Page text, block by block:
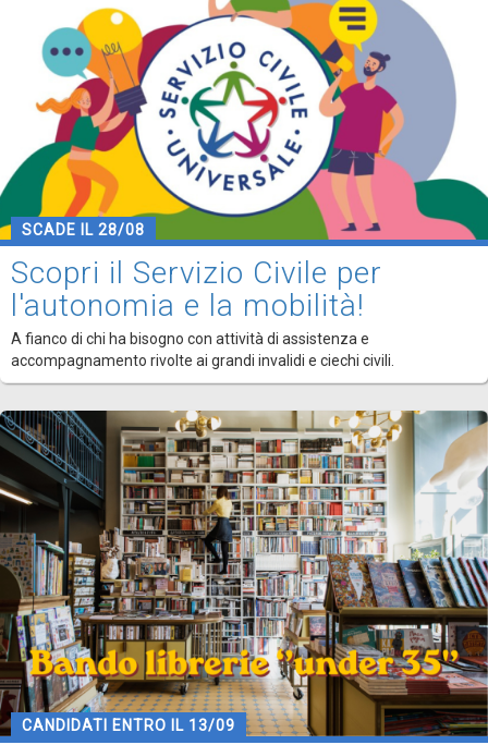
SCADE IL 28/08
Scopri il Servizio Civile per
l'autonomia e la mobilità!
A fianco di chi ha bisogno con attività di assistenza e
accompagnamento rivolte ai grandi invalidi e ciechi civili.
CANDIDATI ENTRO IL 13/09